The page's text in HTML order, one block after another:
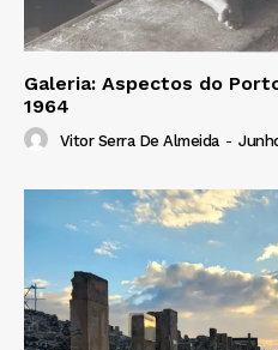
Galeria: Aspectos do
1964
Vitor Serra De Almeida -